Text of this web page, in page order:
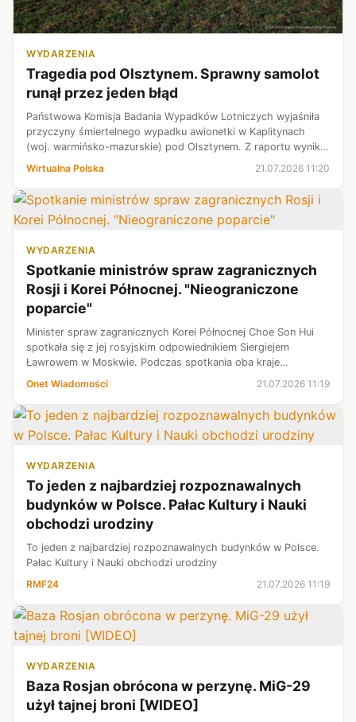
WYDARZENIA
Tragedia pod Olsztynem. Sprawny samolot
runął przez jeden błąd
Państwowa Komisja Badania Wypadków Lotniczych wyjaśniła
przyczyny śmiertelnego wypadku awionetki w Kaplitynach
(woj. warmińsko-mazurskie) pod Olsztynem. Z raportu wynika,
że w sprawnej technicznie maszynie Belmont DW200 zgasł
Wirtualna Polska 21.07.2026 11:20
WYDARZENIA
Spotkanie ministrów spraw zagranicznych
Rosji i Korei Północnej. "Nieograniczone
poparcie"
Minister spraw zagranicznych Korei Północnej Choe Son Hui
spotkała się z jej rosyjskim odpowiednikiem Siergiejem
Ławrowem w Moskwie. Podczas spotkania oba kraje
potwierdziły swój sojusz.
Onet Wiadomości 21.07.2026 11:19
WYDARZENIA
To jeden z najbardziej rozpoznawalnych
budynków w Polsce. Pałac Kultury i Nauki
obchodzi urodziny
To jeden z najbardziej rozpoznawalnych budynków w Polsce.
Pałac Kultury i Nauki obchodzi urodziny
RMF24
21.07.2026 11:19
WYDARZENIA
Baza Rosjan obrócona w perzynę. MiG-29
użył tajnej broni [WIDEO]